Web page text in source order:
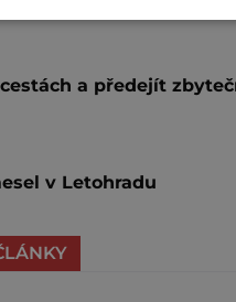
a předejít
v Letohradu